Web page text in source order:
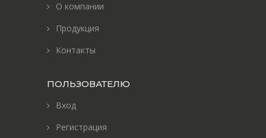
О компании
Продукция
Контакты
ПОЛЬЗОВАТЕЛЮ
Вход
Регистрация